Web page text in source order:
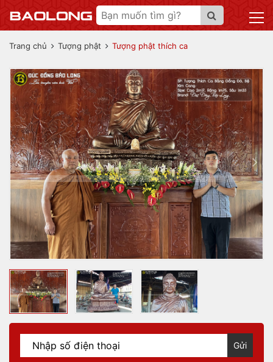
Trang chủ Tượng phật Tượng phật thích ca
Gửi